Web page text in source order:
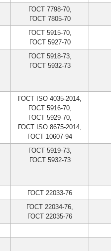
ГОСТ 7798-70,
ГОСТ 7805-70
ГОСТ 5915-70,
ГОСТ 5927-70
ГОСТ 5918-73,
ГОСТ 5932-73
ГОСТ ISO 4035-2014,
ГОСТ 5916-70,
ГОСТ 5929-70,
ГОСТ ISO 8675-2014,
ГОСТ 10607-94
ГОСТ 5919-73,
ГОСТ 5932-73
ГОСТ 22033-76
ГОСТ 22034-76,
ГОСТ 22035-76